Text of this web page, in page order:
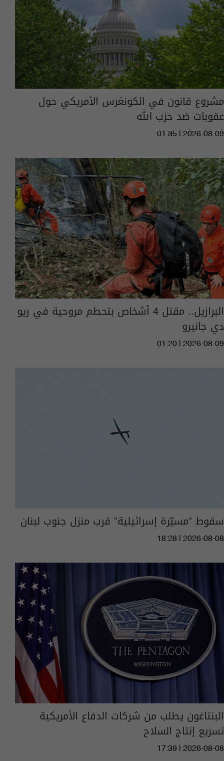
مشروع قانون في الكونغرس الأمريكي حول
عقوبات ضد حزب الله
01:35 | 2026-08-09
البرازيل.. مقتل 4 أشخاص بتحطم مروحية في ريو
دي جانيرو
01:20 | 2026-08-09
سقوط "مسيّرة إسرائيلية" قرب منزل جنوب لبنان
18:28 | 2026-08-08
البنتاغون يطلب من شركات الدفاع الأمريكية
تسريع إنتاج السلاح
17:39 | 2026-08-08